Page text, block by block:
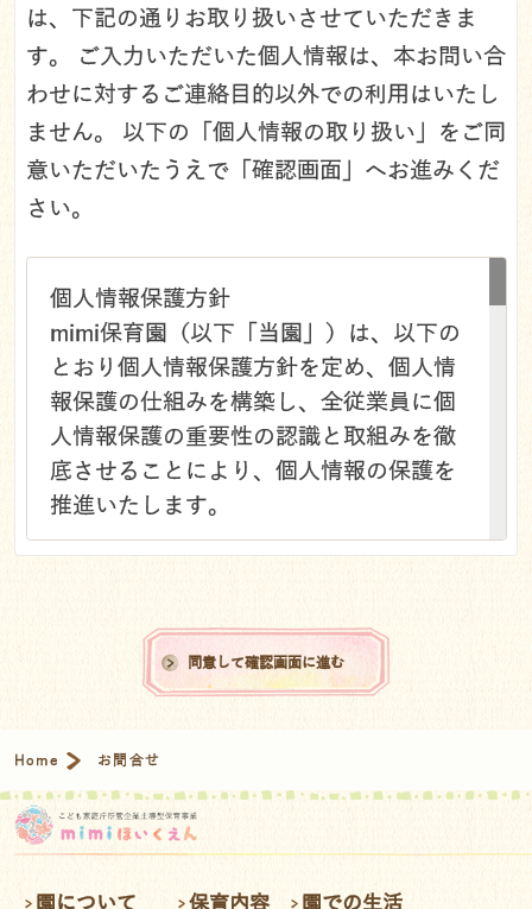
は、下記の通りお取り扱いさせていただきま
す。 ご入力いただいた個人情報は、本お問い合
わせに対するご連絡目的以外での利用はいたし
ません。 以下の「個人情報の取り扱い」をご同
意いただいたうえで「確認画面」へお進みくだ
さい。
個人情報保護方針
mimi保育園（以下「当園」）は、以下の
とおり個人情報保護方針を定め、個人情
報保護の仕組みを構築し、全従業員に個
人情報保護の重要性の認識と取組みを徹
底させることにより、個人情報の保護を
推進いたします。
個人情報の管理
当園は、お客さまの個人情報を正確かつ
最新の状態に保ち、個人情報への不正ア
クセス・紛失・破損・改ざん・漏洩など
を防止するため、セキュリティシステム
の維持・管理体制の整備・社員教育の徹
底等の必要な措置を講じ、安全対策を実
施し個人情報の厳重な管理を行います。
個人情報の利用目的
お客さまからお預かりした個人情報は、
同意して確認画面に進む
Home お問合せ
園について 保育内容 園での生活